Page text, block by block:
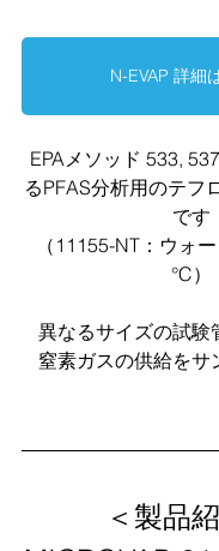
N-EVAP 詳細
EPAメソッド 533,
るPFAS分析用のテフ
です
（11155-NT：ウォ
°C）
異なるサイズの試験
窒素ガスの供給をサ
＜製品